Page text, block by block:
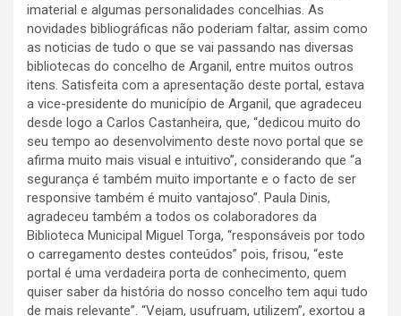
imaterial e algumas personalidades concelhias. As
novidades bibliográficas não poderiam faltar, assim como
as noticias de tudo o que se vai passando nas diversas
bibliotecas do concelho de Arganil, entre muitos outros
itens. Satisfeita com a apresentação deste portal, estava
a vice-presidente do município de Arganil, que agradeceu
desde logo a Carlos Castanheira, que, “dedicou muito do
seu tempo ao desenvolvimento deste novo portal que se
afirma muito mais visual e intuitivo”, considerando que “a
segurança é também muito importante e o facto de ser
responsive também é muito vantajoso”. Paula Dinis,
agradeceu também a todos os colaboradores da
Biblioteca Municipal Miguel Torga, “responsáveis por todo
o carregamento destes conteúdos” pois, frisou, “este
portal é uma verdadeira porta de conhecimento, quem
quiser saber da história do nosso concelho tem aqui tudo
de mais relevante”. “Vejam, usufruam, utilizem”, exortou a